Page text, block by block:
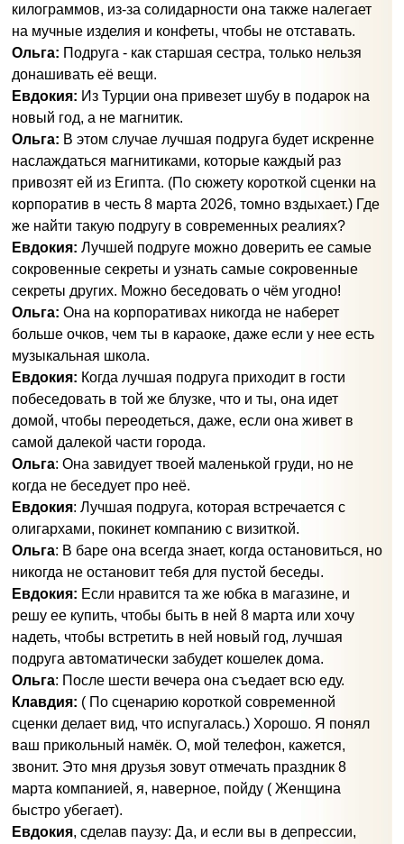
килограммов, из-за солидарности она также налегает
на мучные изделия и конфеты, чтобы не отставать.
Ольга: Подруга - как старшая сестра, только нельзя
донашивать её вещи.
Евдокия: Из Турции она привезет шубу в подарок на
новый год, а не магнитик.
Ольга: В этом случае лучшая подруга будет искренне
наслаждаться магнитиками, которые каждый раз
привозят ей из Египта. (По сюжету короткой сценки на
корпоратив в честь 8 марта 2026, томно вздыхает.) Где
же найти такую подругу в современных реалиях?
Евдокия: Лучшей подруге можно доверить ее самые
сокровенные секреты и узнать самые сокровенные
секреты других. Можно беседовать о чём угодно!
Ольга: Она на корпоративах никогда не наберет
больше очков, чем ты в караоке, даже если у нее есть
музыкальная школа.
Евдокия: Когда лучшая подруга приходит в гости
побеседовать в той же блузке, что и ты, она идет
домой, чтобы переодеться, даже, если она живет в
самой далекой части города.
Ольга: Она завидует твоей маленькой груди, но не
когда не беседует про неё.
Евдокия: Лучшая подруга, которая встречается с
олигархами, покинет компанию с визиткой.
Ольга: В баре она всегда знает, когда остановиться, но
никогда не остановит тебя для пустой беседы.
Евдокия: Если нравится та же юбка в магазине, и
решу ее купить, чтобы быть в ней 8 марта или хочу
надеть, чтобы встретить в ней новый год, лучшая
подруга автоматически забудет кошелек дома.
Ольга: После шести вечера она съедает всю еду.
Клавдия: ( По сценарию короткой современной
сценки делает вид, что испугалась.) Хорошо. Я понял
ваш прикольный намёк. О, мой телефон, кажется,
звонит. Это мня друзья зовут отмечать праздник 8
марта компанией, я, наверное, пойду ( Женщина
быстро убегает).
Евдокия, сделав паузу: Да, и если вы в депрессии,